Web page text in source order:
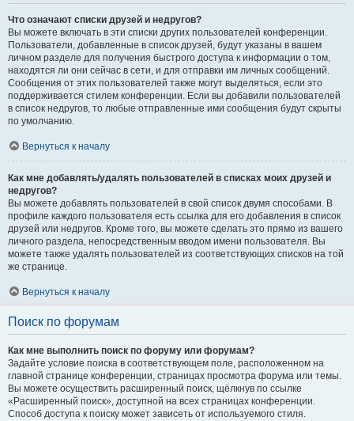
Что означают списки друзей и недругов?
Вы можете включать в эти списки других пользователей конференции.
Пользователи, добавленные в список друзей, будут указаны в вашем
личном разделе для получения быстрого доступа к информации о том,
находятся ли они сейчас в сети, и для отправки им личных сообщений.
Сообщения от этих пользователей также могут выделяться, если это
поддерживается стилем конференции. Если вы добавили пользователей
в список недругов, то любые отправленные ими сообщения будут скрыты
по умолчанию.
Вернуться к началу
Как мне добавлять/удалять пользователей в списках моих друзей и
недругов?
Вы можете добавлять пользователей в свой список двумя способами. В
профиле каждого пользователя есть ссылка для его добавления в список
друзей или недругов. Кроме того, вы можете сделать это прямо из вашего
личного раздела, непосредственным вводом имени пользователя. Вы
можете также удалять пользователей из соответствующих списков на той
же странице.
Вернуться к началу
Поиск по форумам
Как мне выполнить поиск по форуму или форумам?
Задайте условие поиска в соответствующем поле, расположенном на
главной странице конференции, страницах просмотра форума или темы.
Вы можете осуществить расширенный поиск, щёлкнув по ссылке
«Расширенный поиск», доступной на всех страницах конференции.
Способ доступа к поиску может зависеть от используемого стиля.